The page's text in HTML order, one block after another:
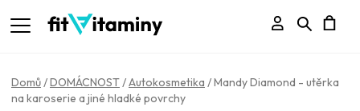
Přihlášení
Hledat
Domů/DOMÁCNOST/Autokosmetika /Mandy Diamond - utěrka
na karoserie a jiné hladké povrchy